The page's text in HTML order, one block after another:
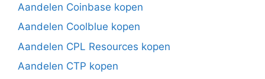
Aandelen Coinbase kopen
Aandelen Coolblue kopen
Aandelen CPL Resources kopen
Aandelen CTP kopen